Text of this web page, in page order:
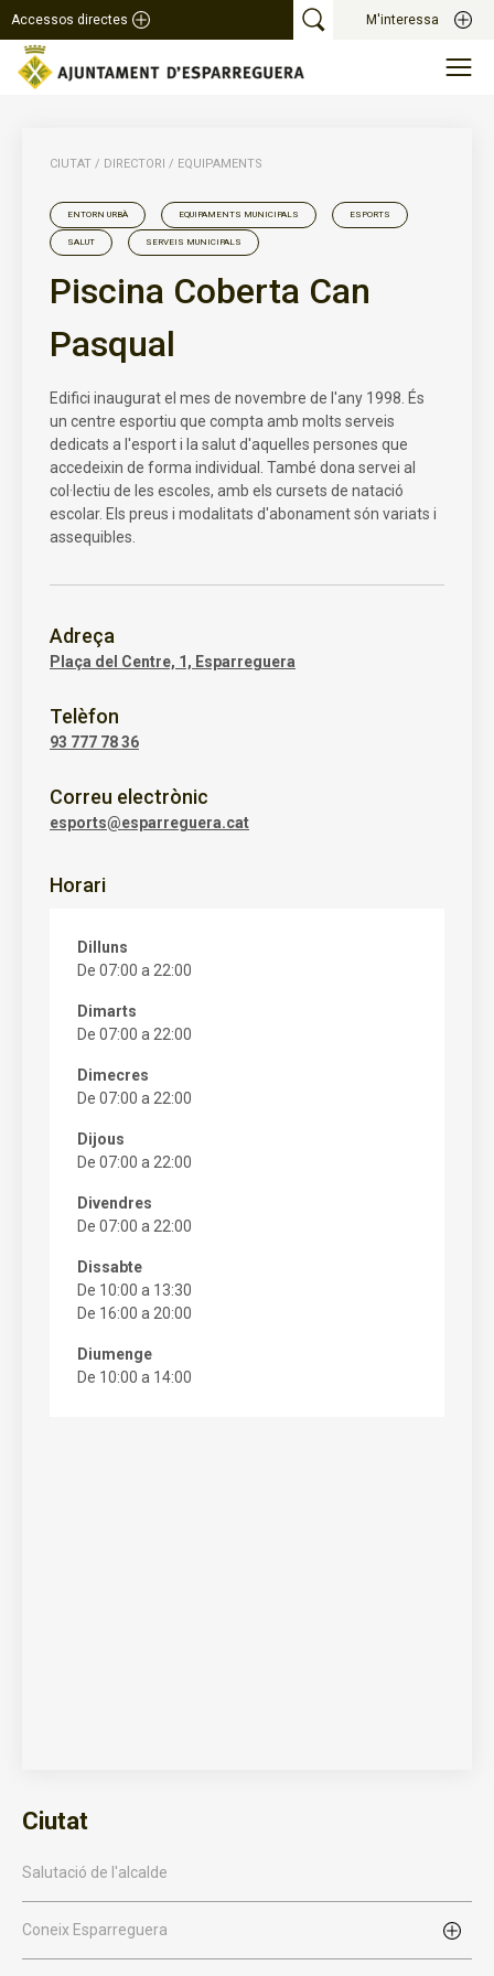
Accessos directes M'interessa
Ciutat
Salutació de l'alcalde
Coneix Esparreguera
CIUTAT / DIRECTORI / EQUIPAMENTS
ENTORN URBÀ EQUIPAMENTS MUNICIPALS ESPORTS
SALUT SERVEIS MUNICIPALS
Piscina Coberta Can
Pasqual
Edifici inaugurat el mes de novembre de l'any 1998. És
un centre esportiu que compta amb molts serveis
dedicats a l'esport i la salut d'aquelles persones que
accedeixin de forma individual. També dona servei al
col·lectiu de les escoles, amb els cursets de natació
escolar. Els preus i modalitats d'abonament són variats i
assequibles.
Adreça
Plaça del Centre, 1, Esparreguera
Telèfon
93 777 78 36
Correu electrònic
esports@esparreguera.cat
Horari
Dilluns
De 07:00 a 22:00
Dimarts
De 07:00 a 22:00
Dimecres
De 07:00 a 22:00
Dijous
De 07:00 a 22:00
Divendres
De 07:00 a 22:00
Dissabte
De 10:00 a 13:30
De 16:00 a 20:00
Diumenge
De 10:00 a 14:00